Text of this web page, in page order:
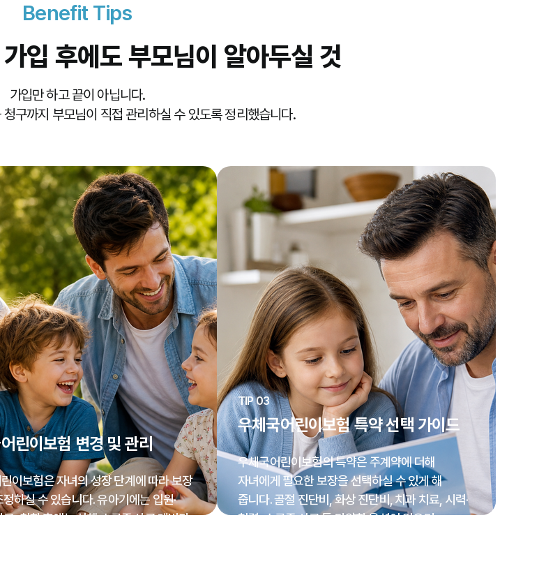
Benefit Tips
가입 후에도 부모님이 알아두실 것
가입만 하고 끝이 아닙니다.
구까지 부모님이 직접 관리하실 수 있도록 정리했습니다.
린이보험 변경 및 관리
이보험은 자녀의 성장 단계에 따라 보장
하실 수 있습니다. 유아기에는 입원·
, 취학 후에는 상해·스쿨존 사고 대비가
TIP 03
우체국어린이보험 특약 선택 가이드
우체국어린이보험의 특약은 주계약에 더해
자녀에게 필요한 보장을 선택하실 수 있게 해
줍니다. 골절 진단비, 화상 진단비, 치과 치료, 시력·
청력, 스쿨존 사고 등 다양한 옵션이 있으며,